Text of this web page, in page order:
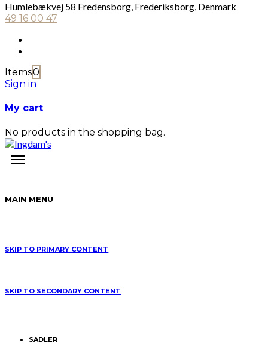
Humlebækvej 58 Fredensborg, Frederiksborg, Denmark
49 16 00 47
Items0
Sign in
My cart
No products in the shopping bag.
MAIN MENU
SKIP TO PRIMARY CONTENT
SKIP TO SECONDARY CONTENT
SADLER